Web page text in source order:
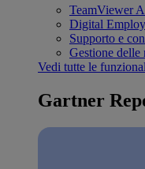
TeamViewer
Digital
Supporto e
Gestione delle
Vedi tutte le
Gartner